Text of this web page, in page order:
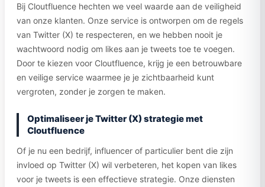
Bij Cloutfluence hechten we veel waarde aan de veiligheid
van onze klanten. Onze service is ontworpen om de regels
van Twitter (X) te respecteren, en we hebben nooit je
wachtwoord nodig om likes aan je tweets toe te voegen.
Door te kiezen voor Cloutfluence, krijg je een betrouwbare
en veilige service waarmee je je zichtbaarheid kunt
vergroten, zonder je zorgen te maken.
Optimaliseer je Twitter (X) strategie met
Cloutfluence
Of je nu een bedrijf, influencer of particulier bent die zijn
invloed op Twitter (X) wil verbeteren, het kopen van likes
voor je tweets is een effectieve strategie. Onze diensten